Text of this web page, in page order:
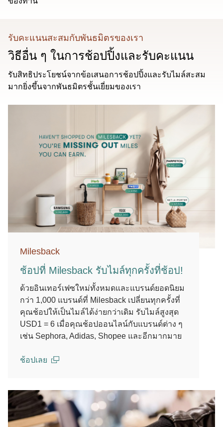
รับคะแนนสะสมกับพันธมิตรของเรา
วิธีอื่น ๆ ในการช้อปปิ้งและรับคะแนน
รับสิทธิประโยชน์จากข้อเสนอการช้อปปิ้งและรับไมล์สะสม
มากยิ่งขึ้นจากพันธมิตรชั้นเยี่ยมของเรา
Milesback
ช้อปที่ Milesback รับไมล์ทุกครั้งที่ช้อป!
ด้วยอินเทอร์เฟซใหม่ทั้งหมดและแบรนด์ยอดนิยม
กว่า 1,000 แบรนด์ที่ Milesback เปลี่ยนทุกครั้งที่
คุณช้อปให้เป็นไมล์ได้ง่ายกว่าเดิม รับไมล์สูงสุด
USD1 = 6 เมื่อคุณช้อปออนไลน์กับแบรนด์ต่าง ๆ
เช่น Sephora, Adidas, Shopee และอีกมากมาย
ช้อปเลย